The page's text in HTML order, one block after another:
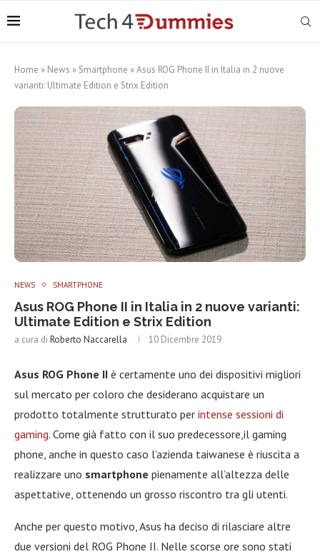
Home » News » Smartphone »Asus ROG Phone II in Italia in 2 nuove
varianti: Ultimate Edition e Strix Edition
NEWS SMARTPHONE
Asus ROG Phone II in Italia in 2 nuove varianti:
Ultimate Edition e Strix Edition
a cura di Roberto Naccarella 10 Dicembre 2019
Asus ROG Phone II è certamente uno dei dispositivi migliori
sul mercato per coloro che desiderano acquistare un
prodotto totalmente strutturato per intense sessioni di
gaming. Come già fatto con il suo predecessore,il gaming
phone, anche in questo caso l’azienda taiwanese è riuscita a
realizzare uno smartphone pienamente all’altezza delle
aspettative, ottenendo un grosso riscontro tra gli utenti.
Anche per questo motivo, Asus ha deciso di rilasciare altre
due versioni del ROG Phone II. Nelle scorse ore sono stati